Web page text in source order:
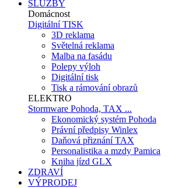
SLUŽBY
Domácnost
Digitální TISK
3D reklama
Světelná reklama
Malba na fasádu
Polepy výloh
Digitální tisk
Tisk a rámování obrazů
ELEKTRO
Stormware Pohoda, TAX ...
Ekonomický systém Pohoda
Právní předpisy Winlex
Daňová přiznání TAX
Personalistika a mzdy Pamica
Kniha jízd GLX
ZDRAVÍ
VÝPRODEJ